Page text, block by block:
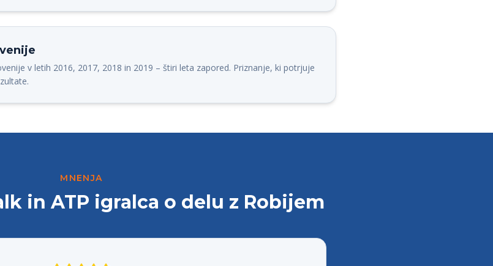
v letih 2016, 2017, 2018 in 2019 – štiri leta zapored. Priznanje, ki potrjuje
MNENJA
in ATP igralca o delu z Robijem